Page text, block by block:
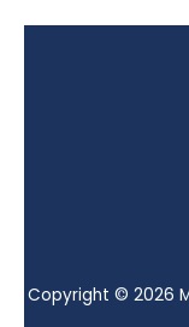
Copyright © 2026